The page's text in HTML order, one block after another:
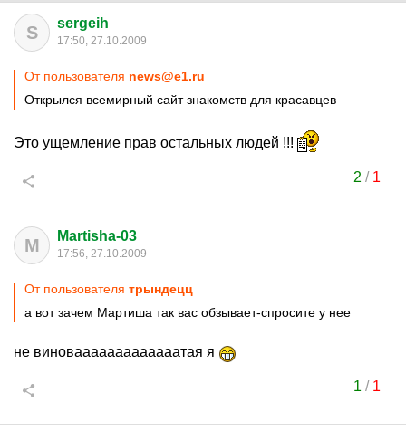
S sergeih
17:50, 27.10.2009
От пользователя news@e1.ru
Открылся всемирный сайт знакомств для красавцев
Это ущемление прав остальных людей !!!
2 / 1
M Martisha-03
17:56, 27.10.2009
От пользователя трындецц
а вот зачем Мартиша так вас обзывает-спросите у нее
не виновааааааааааааатая я
1 / 1